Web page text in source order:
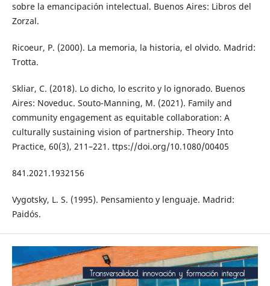
sobre la emancipación intelectual. Buenos Aires: Libros del
Zorzal.
Ricoeur, P. (2000). La memoria, la historia, el olvido. Madrid:
Trotta.
Skliar, C. (2018). Lo dicho, lo escrito y lo ignorado. Buenos
Aires: Noveduc. Souto-Manning, M. (2021). Family and
community engagement as equitable collaboration: A
culturally sustaining vision of partnership. Theory Into
Practice, 60(3), 211–221. ttps://doi.org/10.1080/00405
841.2021.1932156
Vygotsky, L. S. (1995). Pensamiento y lenguaje. Madrid:
Paidós.